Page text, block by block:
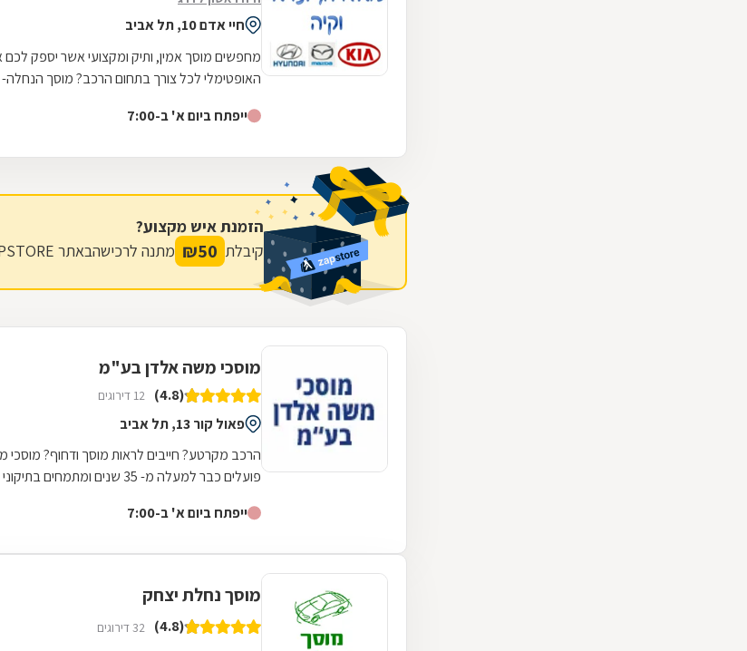
חיי אדם 10, תל אביב
מחפשים מוסך אמין, ותיק ומקצועי אשר יספק לכם
האופטימלי לכל צורך בתחום הרכב? מוסך
ייפתח ביום א' ב-7:00
הזמנת איש מקצוע?
קיבלת 50
₪ מתנה לרכישהבאתר ZAPSTORE
מוסכי משה אלדן בע"מ
(4.8) 12 דירוגים
פאול קור 13, תל אביב
הרכב מקרטע? חייבים לראות מוסך ודחוף? מוסכי
פועלים כבר למעלה מ- 35 שנים ומתמחים
ייפתח ביום א' ב-7:00
מוסך נחלת יצחק
(4.8) 32 דירוגים